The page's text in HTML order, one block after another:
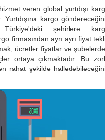
veren global yurtdışı
Yurtdışına kargo
şehirlere
firmasından ayrı ayrı fiyat
ücretler fiyatlar ve
ortaya çıkmaktadır. Bu
rahat şekilde